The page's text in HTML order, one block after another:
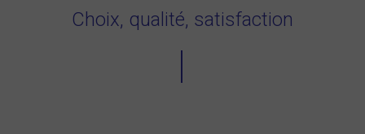
Choix, qualité, satisfaction